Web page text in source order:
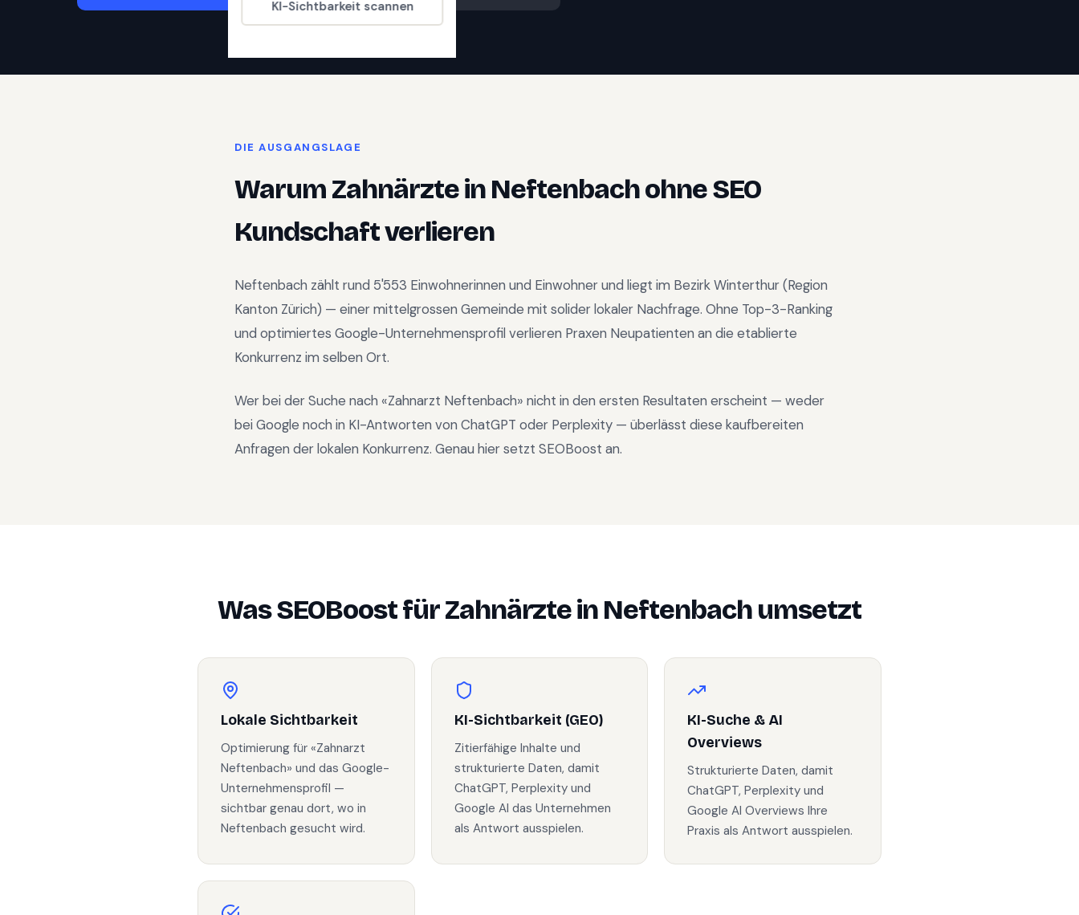
KI-Sichtbarkeit scannen
DIE AUSGANGSLAGE
Warum Zahnärztein Neftenbachohne SEO
Kundschaft verlieren
Neftenbach zählt rund 5'553 Einwohnerinnen und Einwohner und liegt im Bezirk Winterthur(Region
Kanton Zürich) — einer mittelgrossen Gemeinde mit solider lokaler Nachfrage. Ohne Top-3-Ranking
und optimiertes Google-Unternehmensprofil verlieren Praxen Neupatienten an die etablierte
Konkurrenz im selben Ort.
Wer bei der Suche nach «Zahnarzt Neftenbach» nicht in den ersten Resultaten erscheint — weder
bei Google noch in KI-Antworten von ChatGPT oder Perplexity — überlässt diese kaufbereiten
Anfragen der lokalen Konkurrenz. Genau hier setzt SEOBoost an.
Was SEOBoost fürZahnärztein Neftenbach umsetzt
Lokale Sichtbarkeit
Optimierung für «Zahnarzt
Neftenbach» und das Google-
Unternehmensprofil —
sichtbar genau dort, wo in
Neftenbach gesucht wird.
KI-Sichtbarkeit (GEO)
Zitierfähige Inhalte und
strukturierte Daten, damit
ChatGPT, Perplexity und
Google AI das Unternehmen
als Antwort ausspielen.
KI-Suche & AI
Overviews
Strukturierte Daten, damit
ChatGPT, Perplexity und
Google AI Overviews Ihre
Praxis als Antwort ausspielen.